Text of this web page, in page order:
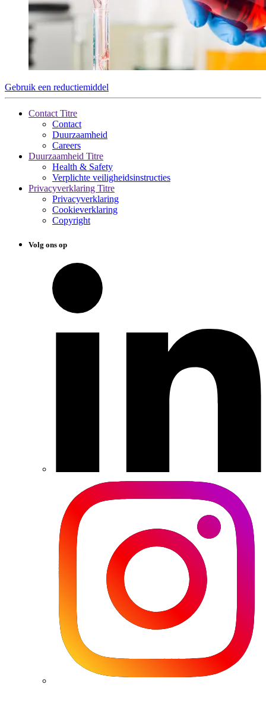
Gebruik een reductiemiddel
Contact Titre
Contact
Duurzaamheid
Careers
Duurzaamheid Titre
Health & Safety
Verplichte veiligheidsinstructies
Privacyverklaring Titre
Privacyverklaring
Cookieverklaring
Copyright
Volg ons op